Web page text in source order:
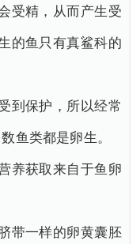
受精，从而产生受
的鱼只有真鲨科的
到保护，所以经常
鱼类都是卵生。
养获取来自于鱼卵
带一样的卵黄囊胚